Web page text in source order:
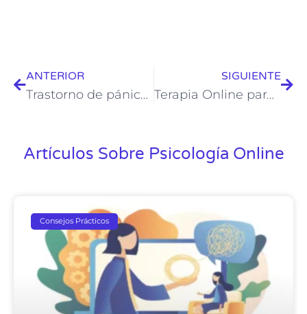
ANTERIOR
Trastorno de pánico: Qué es y cómo se trata
SIGUIENTE
Terapia Online para Trastorno Bipolar: Una Guía Completa para el Manejo Efectivo
Artículos Sobre Psicología Online
Consejos Prácticos